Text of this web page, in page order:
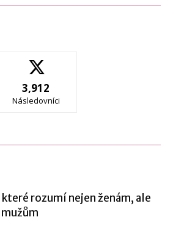
3,912
Následovníci
rozumí nejen ženám, ale